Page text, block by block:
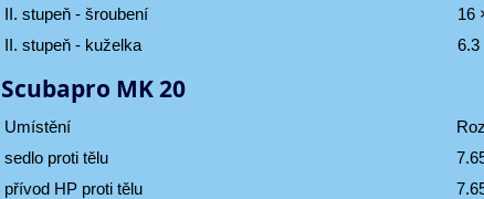
II. stupeň - šroubení
16
II. stupeň - kuželka
6.3
Scubapro MK 20
Umístění
sedlo proti tělu
přívod HP proti tělu